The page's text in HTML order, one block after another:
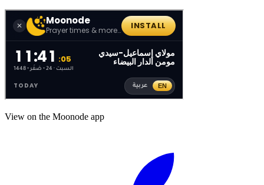
View on the Moonode app